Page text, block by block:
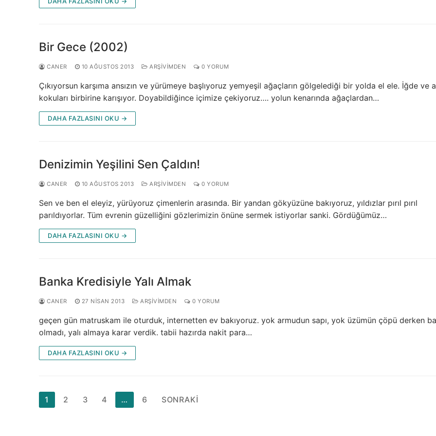
Bir Gece (2002)
CANER 10 AĞUSTOS 2013 ARŞIVIMDEN 0 YORUM
Çıkıyorsun karşıma ansızın ve yürümeye başlıyoruz yemyeşil ağaçların gölgelediği bir yolda el ele. İğde ve
kokuları birbirine karışıyor. Doyabildiğince içimize çekiyoruz…. yolun kenarında ağaçlardan…
DAHA FAZLASINI OKU →
Denizimin Yeşilini Sen Çaldın!
CANER 10 AĞUSTOS 2013 ARŞIVIMDEN 0 YORUM
Sen ve ben el eleyiz, yürüyoruz çimenlerin arasında. Bir yandan gökyüzüne bakıyoruz, yıldızlar pırıl pırıl
parıldıyorlar. Tüm evrenin güzelliğini gözlerimizin önüne sermek istiyorlar sanki. Gördüğümüz…
DAHA FAZLASINI OKU →
Banka Kredisiyle Yalı Almak
CANER 27 NISAN 2013 ARŞIVIMDEN 0 YORUM
geçen gün matruskam ile oturduk, internetten ev bakıyoruz. yok armudun sapı, yok üzümün çöpü derken
olmadı, yalı almaya karar verdik. tabii hazırda nakit para…
DAHA FAZLASINI OKU →
Yazı
1 2 3 4 … 6 SONRAKI